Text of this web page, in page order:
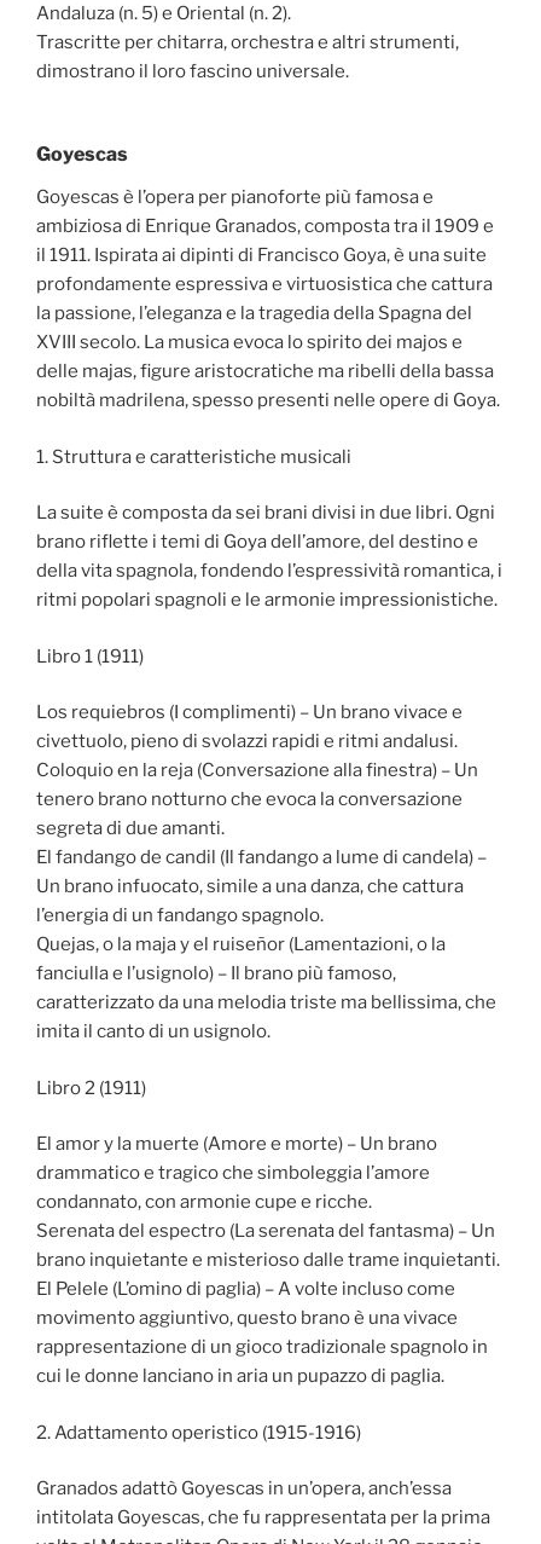
Andaluza (n. 5) e Oriental (n. 2).
Trascritte per chitarra, orchestra e altri strumenti,
dimostrano il loro fascino universale.
Goyescas
Goyescas è l’opera per pianoforte più famosa e
ambiziosa di Enrique Granados, composta tra il 1909 e
il 1911. Ispirata ai dipinti di Francisco Goya, è una suite
profondamente espressiva e virtuosistica che cattura
la passione, l’eleganza e la tragedia della Spagna del
XVIII secolo. La musica evoca lo spirito dei majos e
delle majas, figure aristocratiche ma ribelli della bassa
nobiltà madrilena, spesso presenti nelle opere di Goya.
1. Struttura e caratteristiche musicali
La suite è composta da sei brani divisi in due libri. Ogni
brano riflette i temi di Goya dell’amore, del destino e
della vita spagnola, fondendo l’espressività romantica, i
ritmi popolari spagnoli e le armonie impressionistiche.
Libro 1 (1911)
Los requiebros (I complimenti) – Un brano vivace e
civettuolo, pieno di svolazzi rapidi e ritmi andalusi.
Coloquio en la reja (Conversazione alla finestra) – Un
tenero brano notturno che evoca la conversazione
segreta di due amanti.
El fandango de candil (Il fandango a lume di candela) –
Un brano infuocato, simile a una danza, che cattura
l’energia di un fandango spagnolo.
Quejas, o la maja y el ruiseñor (Lamentazioni, o la
fanciulla e l’usignolo) – Il brano più famoso,
caratterizzato da una melodia triste ma bellissima, che
imita il canto di un usignolo.
Libro 2 (1911)
El amor y la muerte (Amore e morte) – Un brano
drammatico e tragico che simboleggia l’amore
condannato, con armonie cupe e ricche.
Serenata del espectro (La serenata del fantasma) – Un
brano inquietante e misterioso dalle trame inquietanti.
El Pelele (L’omino di paglia) – A volte incluso come
movimento aggiuntivo, questo brano è una vivace
rappresentazione di un gioco tradizionale spagnolo in
cui le donne lanciano in aria un pupazzo di paglia.
2. Adattamento operistico (1915-1916)
Granados adattò Goyescas in un’opera, anch’essa
intitolata Goyescas, che fu rappresentata per la prima